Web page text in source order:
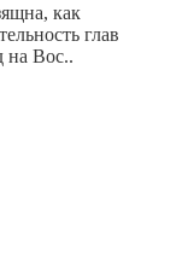
как
глав
на Вос..